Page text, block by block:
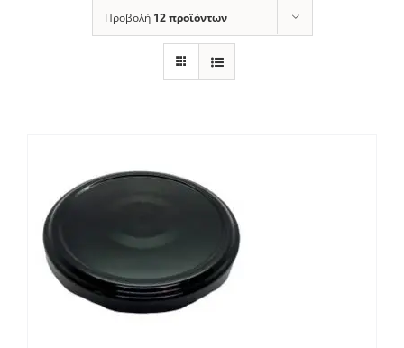
Προβολή 12 προϊόντων